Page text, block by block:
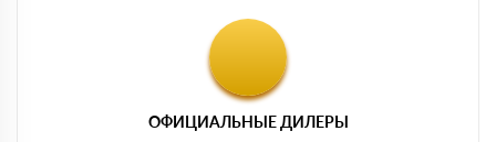
ОФИЦИАЛЬНЫЕ ДИЛЕРЫ